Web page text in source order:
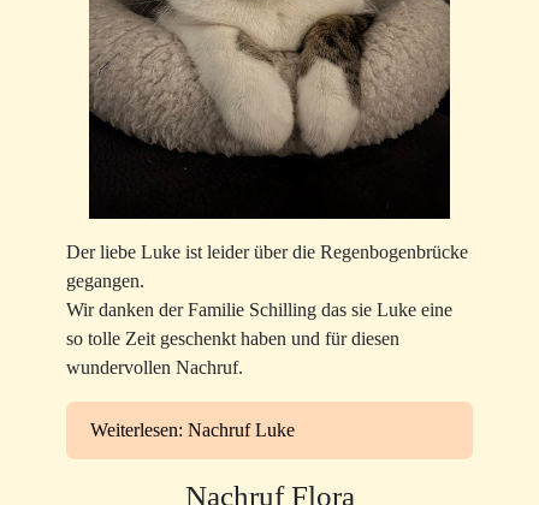
Der liebe Luke ist leider über die Regenbogenbrücke
gegangen.
Wir danken der Familie Schilling das sie Luke eine
so tolle Zeit geschenkt haben und für diesen
wundervollen Nachruf.
Weiterlesen: Nachruf Luke
Nachruf Flora